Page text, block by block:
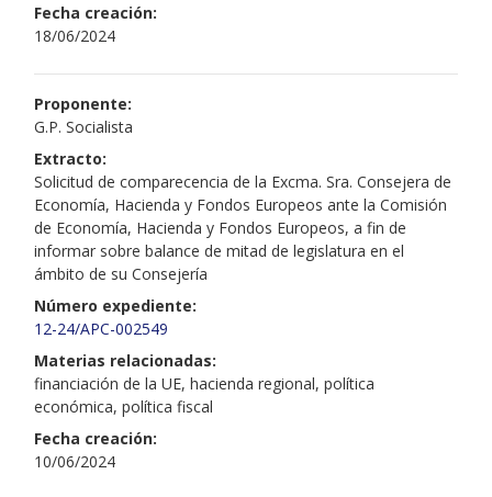
Fecha creación:
18/06/2024
Proponente:
G.P. Socialista
Extracto:
Solicitud de comparecencia de la Excma. Sra. Consejera de
Economía, Hacienda y Fondos Europeos ante la Comisión
de Economía, Hacienda y Fondos Europeos, a fin de
informar sobre balance de mitad de legislatura en el
ámbito de su Consejería
Número expediente:
12-24/APC-002549
Materias relacionadas:
financiación de la UE, hacienda regional, política
económica, política fiscal
Fecha creación:
10/06/2024